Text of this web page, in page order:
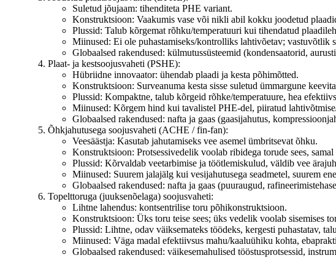
Suletud jõujaam: tihenditeta PHE variant.
Konstruktsioon: Vaakumis vase või nikli abil kokku joodetud
Plussid: Talub kõrgemat rõhku/temperatuuri kui tihendatud
Miinused: Ei ole puhastamiseks/kontrolliks lahtivõetav; vastuvõtlik
Globaalsed rakendused: külmutussüsteemid (kondensaatorid,
Plaat- ja kestsoojusvaheti (PSHE):
Hübriidne innovaator: ühendab plaadi ja kesta põhimõtted.
Konstruktsioon: Surveanuma kesta sisse suletud ümmargune
Plussid: Kompaktne, talub kõrgeid rõhke/temperatuure, hea
Miinused: Kõrgem hind kui tavalistel PHE-del, piiratud
Globaalsed rakendused: nafta ja gaas (gaasijahutus,
Õhkjahutusega soojusvaheti (ACHE / fin-fan):
Veesäästja: Kasutab jahutamiseks vee asemel ümbritsevat õhku.
Konstruktsioon: Protsessivedelik voolab ribidega torude sees,
Plussid: Kõrvaldab veetarbimise ja töötlemiskulud, väldib vee
Miinused: Suurem jalajälg kui vesijahutusega seadmetel, suurem
Globaalsed rakendused: nafta ja gaas (puuraugud,
Topelttoruga (juuksenõelaga) soojusvaheti:
Lihtne lahendus: kontsentrilise toru põhikonstruktsioon.
Konstruktsioon: Üks toru teise sees; üks vedelik voolab sisemises
Plussid: Lihtne, odav väiksemateks töödeks, kergesti puhastatav,
Miinused: Väga madal efektiivsus mahu/kaaluühiku kohta,
Globaalsed rakendused: väikesemahulised tööstusprotsessid,